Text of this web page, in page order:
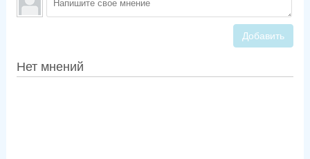
Добавить
Нет мнений